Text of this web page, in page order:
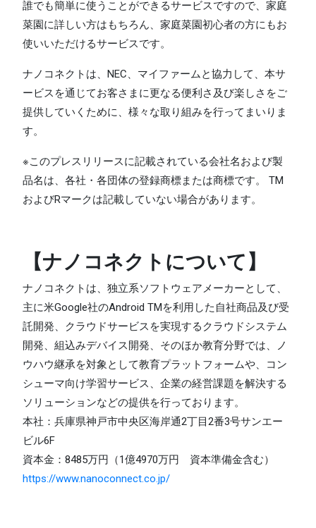
誰でも簡単に使うことができるサービスですので、家庭
菜園に詳しい方はもちろん、家庭菜園初心者の方にもお
使いいただけるサービスです。
ナノコネクトは、NEC、マイファームと協力して、本サ
ービスを通じてお客さまに更なる便利さ及び楽しさをご
提供していくために、様々な取り組みを行ってまいりま
す。
※このプレスリリースに記載されている会社名および製
品名は、各社・各団体の登録商標または商標です。 TM
およびRマークは記載していない場合があります。
【ナノコネクトについて】
ナノコネクトは、独立系ソフトウェアメーカーとして、
主に米Google社のAndroid TMを利用した自社商品及び受
託開発、クラウドサービスを実現するクラウドシステム
開発、組込みデバイス開発、そのほか教育分野では、ノ
ウハウ継承を対象として教育プラットフォームや、コン
シューマ向け学習サービス、企業の経営課題を解決する
ソリューションなどの提供を行っております。
本社：兵庫県神戸市中央区海岸通2丁目2番3号サンエー
ビル6F
資本金：8485万円（1億4970万円 資本準備金含む）
https://www.nanoconnect.co.jp/